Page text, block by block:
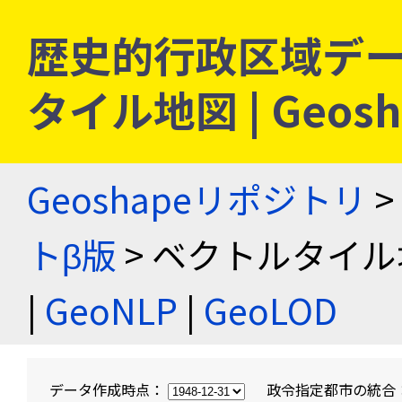
歴史的行政区域デ
タイル地図 |
Geoshapeリポジトリ >
トβ版 > ベクトルタイ
| GeoNLP | GeoLOD
データ作成時点： 政令指定都市の統